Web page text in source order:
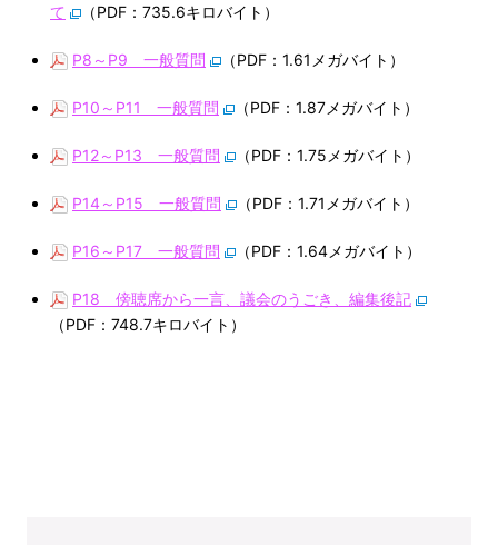
て
（PDF：735.6キロバイト）
P8～P9 一般質問 （PDF：1.61メガバイト）
P10～P11 一般質問 （PDF：1.87メガバイト）
P12～P13 一般質問 （PDF：1.75メガバイト）
P14～P15 一般質問 （PDF：1.71メガバイト）
P16～P17 一般質問 （PDF：1.64メガバイト）
P18 傍聴席から一言、議会のうごき、編集後記
（PDF：748.7キロバイト）